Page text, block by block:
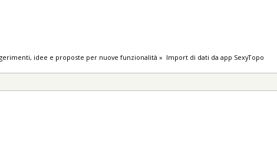
idee e proposte per nuove funzionalità » Import di dati da app SexyTopo